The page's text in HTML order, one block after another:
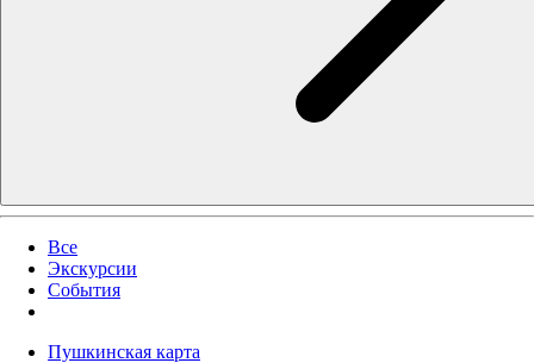
Все
Экскурсии
События
Пушкинская карта